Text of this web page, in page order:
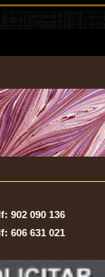
902 090 136
606 631 021